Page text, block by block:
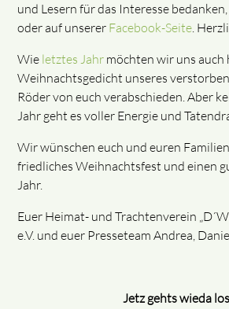
und Lesern für das Interesse
oder auf unserer Facebook-Seite.
Wie letztes Jahr möchten wir uns auch
Weihnachtsgedicht unseres
Röder von euch verabschieden. Aber
Jahr geht es voller Energie und
Wir wünschen euch und euren
friedliches Weihnachtsfest und einen
Jahr.
Euer Heimat- und Trachtenverein
e.V. und euer Presseteam Andrea,
Jetz gehts wieda los